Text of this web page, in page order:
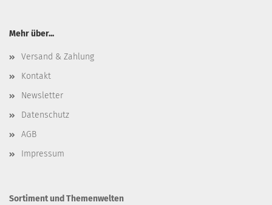
Mehr über...
Versand & Zahlung
Kontakt
Newsletter
Datenschutz
AGB
Impressum
Sortiment und Themenwelten